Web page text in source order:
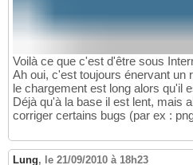
Voilà ce que c'est d'être sous
Ah oui, c'est toujours énervant un
le chargement est long alors qu'il
Déjà qu'à la base il est lent, mais
corriger certains bugs (par ex :
Lung, le 21/09/2010 à 18h23